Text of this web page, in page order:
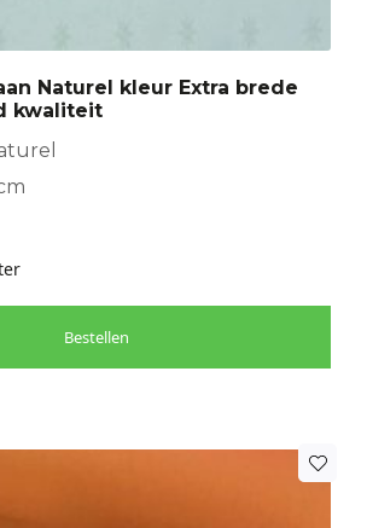
Naturel kleur Extra brede
kwaliteit
Bestellen